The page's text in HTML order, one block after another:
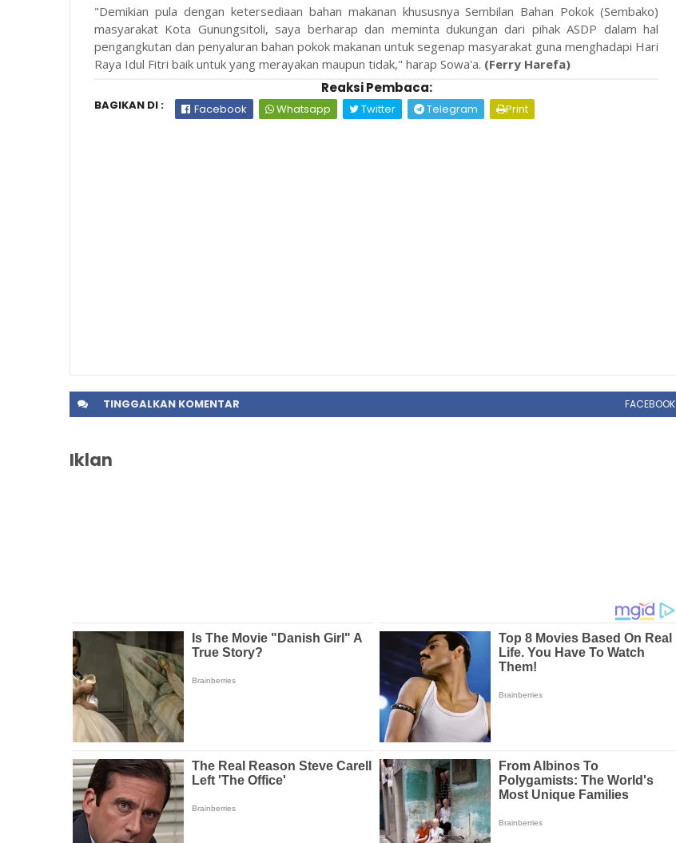
"Demikian pula dengan ketersediaan bahan makanan khususnya Sembilan Bahan Pokok (Sembako)
masyarakat Kota Gunungsitoli, saya berharap dan meminta dukungan dari pihak ASDP dalam hal
pengangkutan dan penyaluran bahan pokok makanan untuk segenap masyarakat guna menghadapi Hari
Raya Idul Fitri baik untuk yang merayakan maupun tidak," harap Sowa'a. (Ferry Harefa)
Reaksi Pembaca:
BAGIKAN DI : Facebook Whatsapp Twitter Telegram Print
TINGGALKAN KOMENTAR FACEBOOK
Iklan